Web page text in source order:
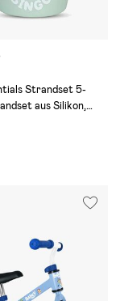
Strandset 5-
aus Silikon,